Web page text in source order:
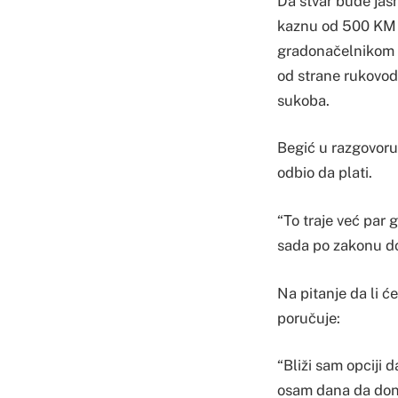
kaznu od 500
gradonačelnikom
od strane
sukoba.
Begić u
odbio da plati.
“To traje već par
sada po zakonu
Na pitanje da li
poručuje:
“Bliži sam opciji
osam dana da